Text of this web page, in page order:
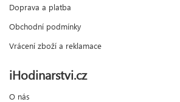
Doprava a platba
Obchodní podmínky
Vrácení zboží a reklamace
iHodinarstvi.cz
O nás